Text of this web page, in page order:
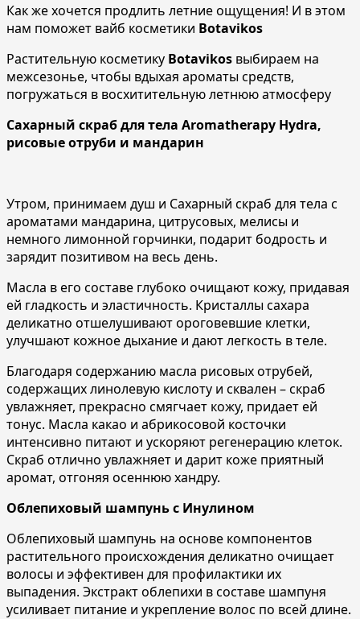
Как же хочется продлить летние ощущения! И в этом
нам поможет вайб косметики Botavikos
Растительную косметику Botavikos выбираем на
межсезонье, чтобы вдыхая ароматы средств,
погружаться в восхитительную летнюю атмосферу
Сахарный скраб для тела Aromatherapy Hydra,
рисовые отруби и мандарин
Утром, принимаем душ и Сахарный скраб для тела с
ароматами мандарина, цитрусовых, мелисы и
немного лимонной горчинки, подарит бодрость и
зарядит позитивом на весь день.
Масла в его составе глубоко очищают кожу, придавая
ей гладкость и эластичность. Кристаллы сахара
деликатно отшелушивают ороговевшие клетки,
улучшают кожное дыхание и дают легкость в теле.
Благодаря содержанию масла рисовых отрубей,
содержащих линолевую кислоту и сквален – скраб
увлажняет, прекрасно смягчает кожу, придает ей
тонус. Масла какао и абрикосовой косточки
интенсивно питают и ускоряют регенерацию клеток.
Скраб отлично увлажняет и дарит коже приятный
аромат, отгоняя осеннюю хандру.
Облепиховый шампунь с Инулином
Облепиховый шампунь на основе компонентов
растительного происхождения деликатно очищает
волосы и эффективен для профилактики их
выпадения. Экстракт облепихи в составе шампуня
усиливает питание и укрепление волос по всей длине.